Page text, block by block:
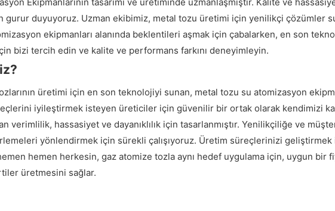
gurur duyuyoruz. Uzman ekibimiz, metal tozu üretimi için yenilikçi
ekipmanları alanında beklentileri aşmak için çabalarken, en son
bizi tercih edin ve kalite ve performans farkını deneyimleyin.
üretimi için en son teknolojiyi sunan, metal tozu su atomizasyon
iyileştirmek isteyen üreticiler için güvenilir bir ortak olarak kendimizi
verimlilik, hassasiyet ve dayanıklılık için tasarlanmıştır. Yenilikçiliğe ve
yönlendirmek için sürekli çalışıyoruz. Üretim süreçlerinizi
hemen herkesin, gaz atomize tozla aynı hedef uygulama için, uygun bir
üretmesini sağlar.